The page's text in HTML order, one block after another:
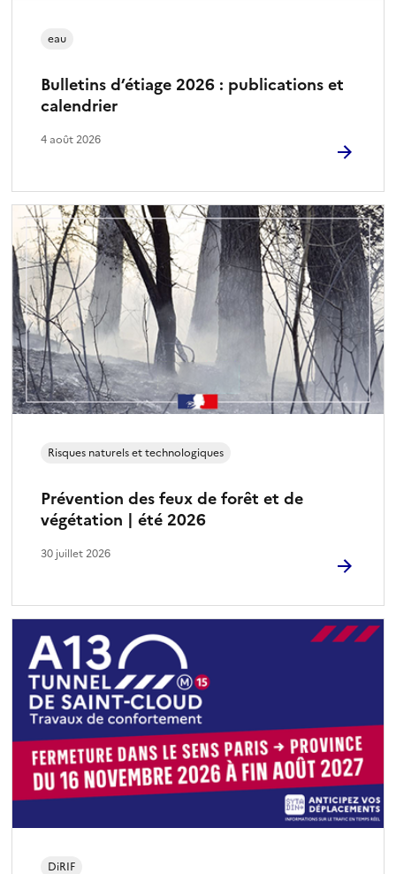
Bulletins d’étiage 2026 : publications et
calendrier
eau
4 août 2026
Prévention des feux de forêt et de
végétation | été 2026
Risques naturels et technologiques
30 juillet 2026
DiRIF